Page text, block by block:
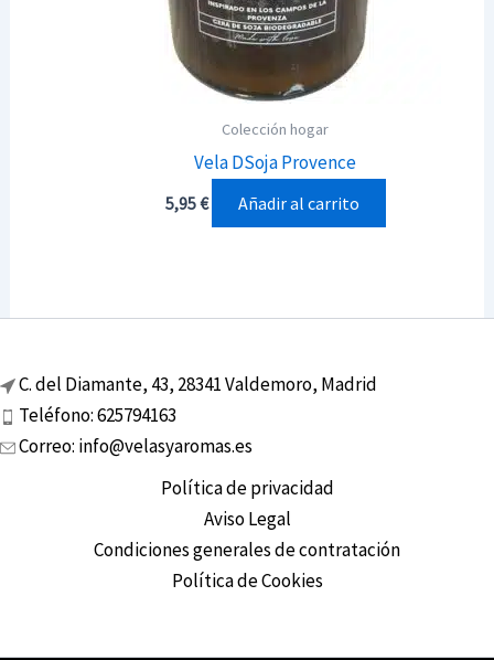
Colección hogar
Vela DSoja Provence
5,95€ Añadir al carrito
C. del Diamante, 43, 28341 Valdemoro, Madrid
Teléfono: 625794163
Correo: info@velasyaromas.es
Política de privacidad
Aviso Legal
Condiciones generales de contratación
Política de Cookies